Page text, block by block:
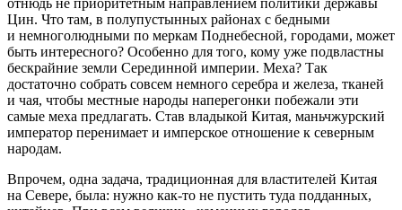
отнюдь не приоритетным направлением политики державы
Цин. Что там, в полупустынных районах с бедными
и немноголюдными по меркам Поднебесной, городами, может
быть интересного? Особенно для того, кому уже подвластны
бескрайние земли Серединной империи. Меха? Так
достаточно собрать совсем немного серебра и железа, тканей
и чая, чтобы местные народы наперегонки побежали эти
самые меха предлагать. Став владыкой Китая, маньчжурский
император перенимает и имперское отношение к северным
народам.
Впрочем, одна задача, традиционная для властителей Китая
на Севере, была: нужно как-то не пустить туда подданных,